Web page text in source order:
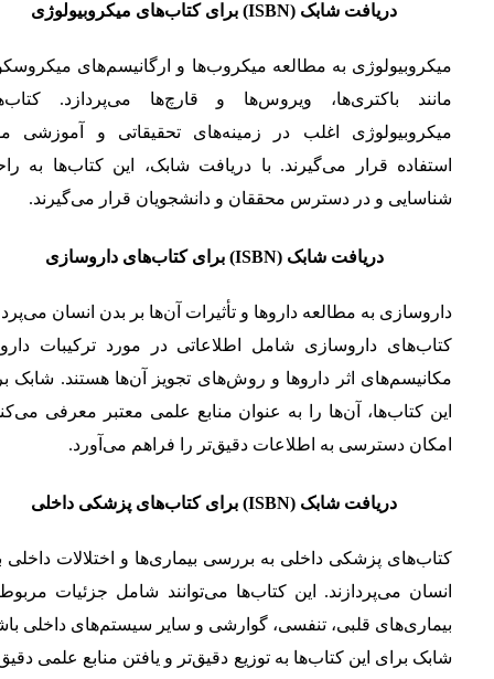
دریافت شابک (ISBN) برای کتاب‌های میکروبیولوژی
میکروبیولوژی به مطالعه میکروب‌ها و ارگانیسم‌های
مانند باکتری‌ها، ویروس‌ها و قارچ‌ها می‌پردازد.
میکروبیولوژی اغلب در زمینه‌های تحقیقاتی و آموزشی
استفاده قرار می‌گیرند. با دریافت شابک، این کتاب‌ها به
شناسایی و در دسترس محققان و دانشجویان قرار می‌گیرند.
دریافت شابک (ISBN) برای کتاب‌های داروسازی
داروسازی به مطالعه داروها و تأثیرات آن‌ها بر بدن انسان
کتاب‌های داروسازی شامل اطلاعاتی در مورد ترکیبات
مکانیسم‌های اثر داروها و روش‌های تجویز آن‌ها هستند. شابک
این کتاب‌ها، آن‌ها را به عنوان منابع علمی معتبر معرفی
امکان دسترسی به اطلاعات دقیق‌تر را فراهم می‌آورد.
دریافت شابک (ISBN) برای کتاب‌های پزشکی داخلی
کتاب‌های پزشکی داخلی به بررسی بیماری‌ها و اختلالات داخلی
انسان می‌پردازند. این کتاب‌ها می‌توانند شامل جزئیات
بیماری‌های قلبی، تنفسی، گوارشی و سایر سیستم‌های داخلی
شابک برای این کتاب‌ها به توزیع دقیق‌تر و یافتن منابع علمی